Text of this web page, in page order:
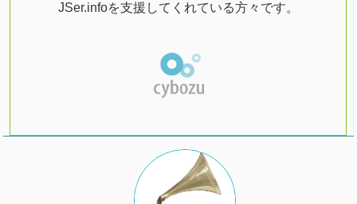
JSer.infoを支援してくれている方々です。